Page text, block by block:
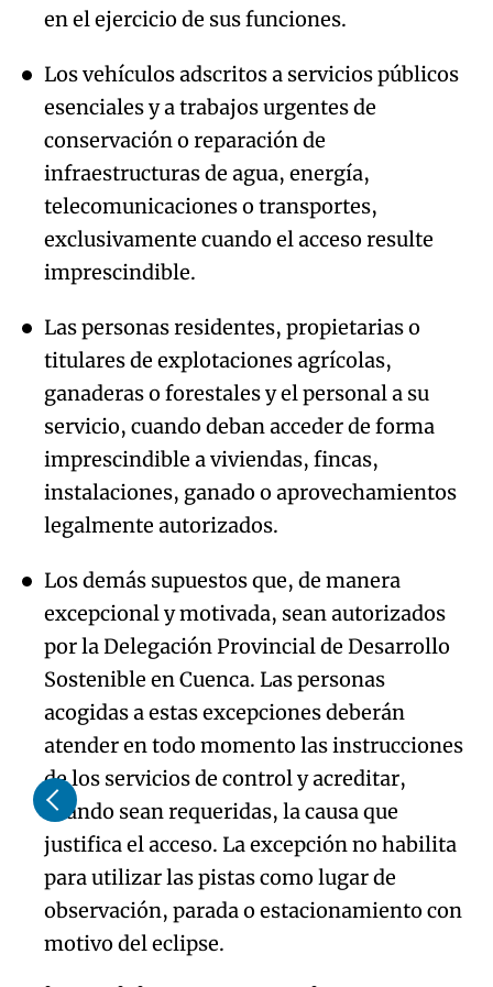
en el ejercicio de sus funciones.
Los vehículos adscritos a servicios públicos
esenciales y a trabajos urgentes de
conservación o reparación de
infraestructuras de agua, energía,
telecomunicaciones o transportes,
exclusivamente cuando el acceso resulte
imprescindible.
Las personas residentes, propietarias o
titulares de explotaciones agrícolas,
ganaderas o forestales y el personal a su
servicio, cuando deban acceder de forma
imprescindible a viviendas, fincas,
instalaciones, ganado o aprovechamientos
legalmente autorizados.
Los demás supuestos que, de manera
excepcional y motivada, sean autorizados
por la Delegación Provincial de Desarrollo
Sostenible en Cuenca. Las personas
acogidas a estas excepciones deberán
atender en todo momento las instrucciones
de los servicios de control y acreditar,
cuando sean requeridas, la causa que
justifica el acceso. La excepción no habilita
para utilizar las pistas como lugar de
observación, parada o estacionamiento con
motivo del eclipse.